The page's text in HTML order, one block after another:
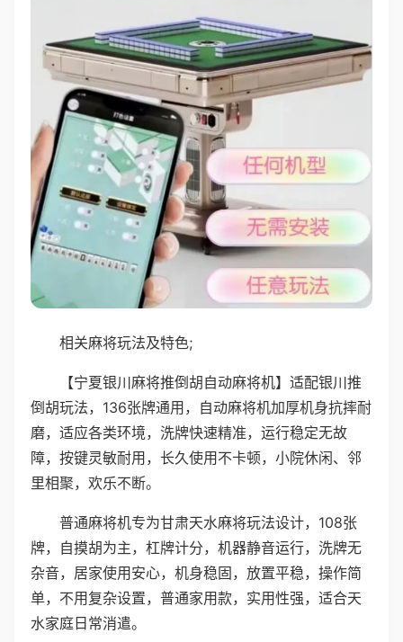
相关麻将玩法及特色;
【宁夏银川麻将推倒胡自动麻将机】适配银川推
倒胡玩法，136张牌通用，自动麻将机加厚机身抗摔耐
磨，适应各类环境，洗牌快速精准，运行稳定无故
障，按键灵敏耐用，长久使用不卡顿，小院休闲、邻
里相聚，欢乐不断。
普通麻将机专为甘肃天水麻将玩法设计，108张
牌，自摸胡为主，杠牌计分，机器静音运行，洗牌无
杂音，居家使用安心，机身稳固，放置平稳，操作简
单，不用复杂设置，普通家用款，实用性强，适合天
水家庭日常消遣。